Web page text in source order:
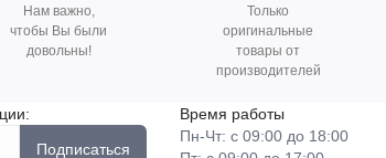
Нам важно,
чтобы Вы были
довольны!
Только
оригинальные
товары от
производителей
Подписаться
Время работы
Пн-Чт: с 09:00 до 18:00